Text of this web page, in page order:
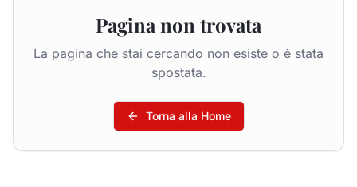
Pagina non trovata
La pagina che stai cercando non esiste o è stata
spostata.
Torna alla Home